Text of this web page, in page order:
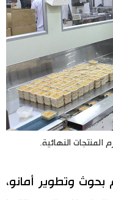
المنتجات النهائية.
بحوث وتطوير أمانو،